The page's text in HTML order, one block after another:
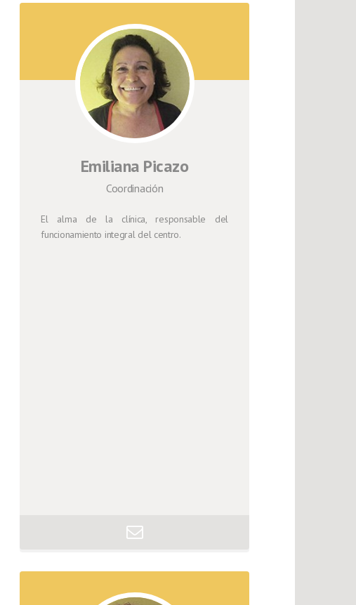
Emiliana Picazo
Coordinación
El alma de la clínica, responsable del
funcionamiento integral del centro.